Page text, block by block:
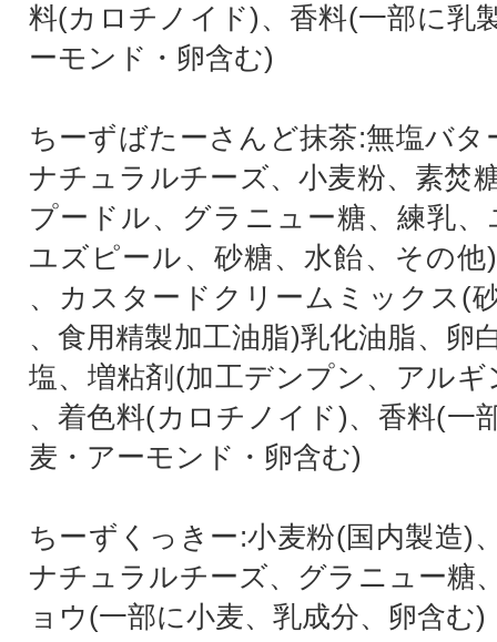
料(カロチノイド)、香料(一部に乳
ーモンド・卵含む)
ちーずばたーさんど抹茶:無塩バタ
ナチュラルチーズ、小麦粉、素焚
プードル、グラニュー糖、練乳
ユズピール、砂糖、水飴、その
、カスタードクリームミックス(
、食用精製加工油脂)乳化油脂、卵
塩、増粘剤(加工デンプン、アルギ
、着色料(カロチノイド)、香料(一
麦・アーモンド・卵含む)
ちーずくっきー:小麦粉(国内製造)
ナチュラルチーズ、グラニュー糖
ョウ(一部に小麦、乳成分、卵含む)